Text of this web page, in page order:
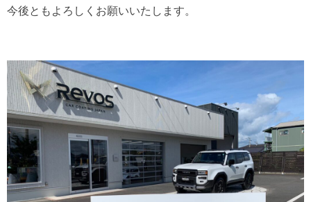
今後ともよろしくお願いいたします。